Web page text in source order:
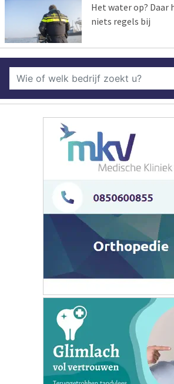
Het water op? Daar
niets regels bij